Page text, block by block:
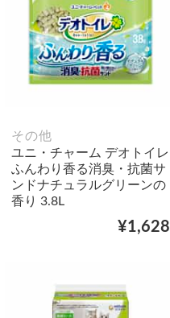
その他
ユニ・チャーム デオトイレ
ふんわり香る消臭・抗菌サ
ンドナチュラルグリーンの
香り 3.8L
¥1,628